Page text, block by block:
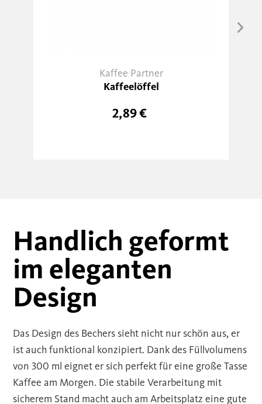
Kaffee Partner
Kaffeelöffel
2,89 €
Handlich geformt
im eleganten
Design
Das Design des Bechers sieht nicht nur schön aus, er
ist auch funktional konzipiert. Dank des Füllvolumens
von 300 ml eignet er sich perfekt für eine große Tasse
Kaffee am Morgen. Die stabile Verarbeitung mit
sicherem Stand macht auch am Arbeitsplatz eine gute